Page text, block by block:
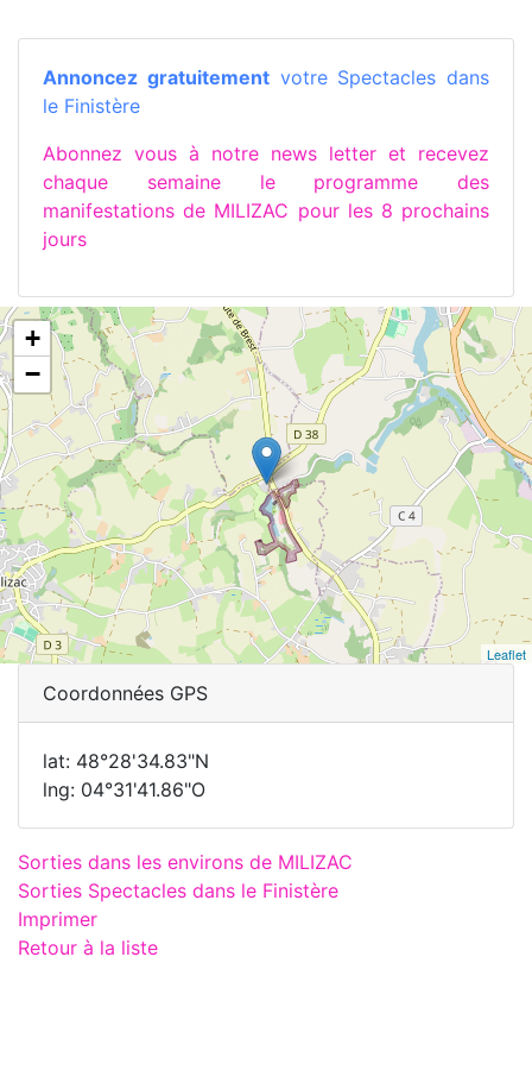
Annoncez gratuitementvotre Spectacles dans
le Finistère
Abonnez vous à notre news letter et recevez
chaque semaine le programme des
manifestations de MILIZAC pour les 8 prochains
jours
+
−
Leaflet
Coordonnées GPS
lat: 48°28'34.83"N
lng: 04°31'41.86"O
Sorties dans les environs de MILIZAC
Sorties Spectacles dans le Finistère
Imprimer
Retour à la liste